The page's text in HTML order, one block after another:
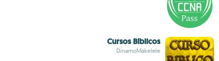
Cursos Bíblicos
DinamoMakelele